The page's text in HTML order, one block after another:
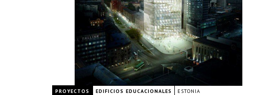
PROYECTOS EDIFICIOS EDUCACIONALES ESTONIA